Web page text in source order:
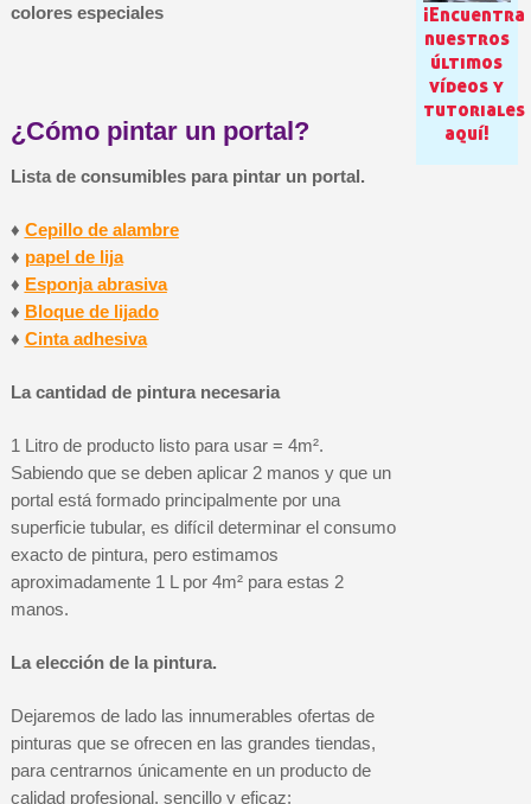
Gana puntos de
Devuelve los
5 € de descuento
Cupón de 10 € por
colores especiales
¿Cómo pintar un portal?
Lista de consumibles para pintar un portal.
♦ Cepillo de alambre
♦ papel de lija
♦ Esponja abrasiva
♦ Bloque de lijado
♦ Cinta adhesiva
La cantidad de pintura necesaria
1 Litro de producto listo para usar = 4m².
Sabiendo que se deben aplicar 2 manos y que un
portal está formado principalmente por una
superficie tubular, es difícil determinar el consumo
exacto de pintura, pero estimamos
aproximadamente 1 L por 4m² para estas 2
manos.
La elección de la pintura.
Dejaremos de lado las innumerables ofertas de
pinturas que se ofrecen en las grandes tiendas,
para centrarnos únicamente en un producto de
calidad profesional, sencillo y eficaz:
¡Encuentra
nuestros
últimos
vídeos y
tutoriales
aquí!